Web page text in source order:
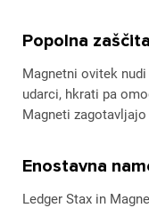
Popolna
Magnetni ovitek
udarci, hkrati pa
Magneti
Enostavna
Ledger Stax in